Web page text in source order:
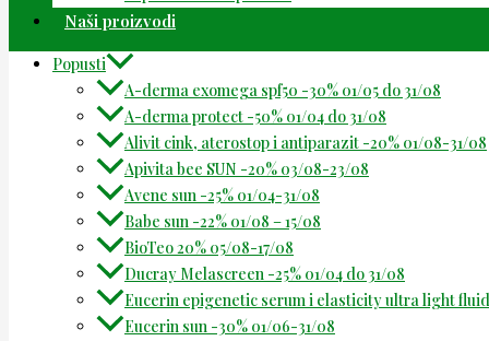
Naši proizvodi
Popusti
A-derma exomega spf50 -30% 01/05 do 31/08
A-derma protect -50% 01/04 do 31/08
Alivit cink, aterostop i antiparazit -20% 01/08-31/08
Apivita bee SUN -20% 03/08-23/08
Avene sun -25% 01/04-31/08
Babe sun -22% 01/08 – 15/08
BioTeo 20% 05/08-17/08
Ducray Melascreen -25% 01/04 do 31/08
Eucerin epigenetic serum i elasticity ultra light
Eucerin sun -30% 01/06-31/08